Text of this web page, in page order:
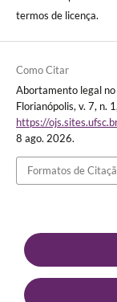
termos de licença.
Como Citar
Abortamento legal
Florianópolis, v. 7, n.
https://
8 ago. 2026.
Formatos de